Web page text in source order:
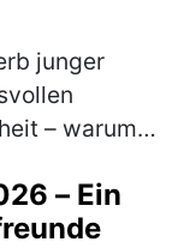
junger
– warum
den …
– Ein